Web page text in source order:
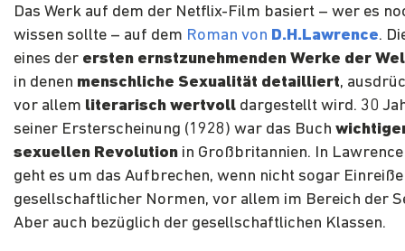
Das Werk auf dem der Netflix-Film basiert – wer es
wissen sollte – auf dem Roman von D.H.Lawrence.
eines der ersten ernstzunehmenden Werke der
in denen menschliche Sexualität detailliert,
vor allem literarisch wertvoll dargestellt wird. 30
seiner Ersterscheinung (1928) war das Buch
sexuellen Revolution in Großbritannien. In
geht es um das Aufbrechen, wenn nicht sogar
gesellschaftlicher Normen, vor allem im Bereich der
Aber auch bezüglich der gesellschaftlichen Klassen.